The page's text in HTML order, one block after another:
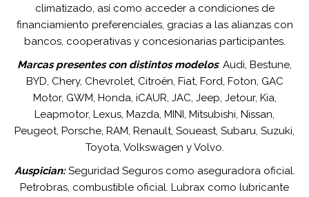
climatizado, así como acceder a condiciones de
financiamiento preferenciales, gracias a las alianzas con
bancos, cooperativas y concesionarias participantes.
Marcas presentes con distintos modelos: Audi, Bestune,
BYD, Chery, Chevrolet, Citroën, Fiat, Ford, Foton, GAC
Motor, GWM, Honda, iCAUR, JAC, Jeep, Jetour, Kia,
Leapmotor, Lexus, Mazda, MINI, Mitsubishi, Nissan,
Peugeot, Porsche, RAM, Renault, Soueast, Subaru, Suzuki,
Toyota, Volkswagen y Volvo.
Auspician:Seguridad Seguros como aseguradora oficial.
Petrobras, combustible oficial. Lubrax como lubricante